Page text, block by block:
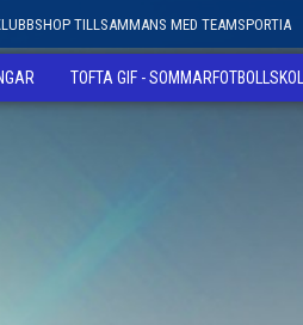
TILLSAMMANS MED TEAMSPORTIA
TOFTA GIF -